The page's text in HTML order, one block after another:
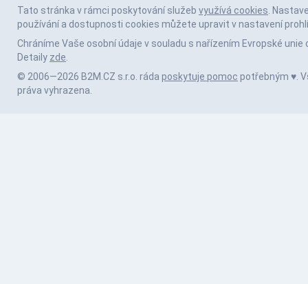
Tato stránka v rámci poskytování služeb využívá cookies .
používání a dostupnosti cookies můžete upravit v nastavení
Chráníme Vaše osobní údaje v souladu s nařízením Evropské unie
Detaily zde
© 2006—2026 B2M.CZ s.r.o. ráda poskytuje pomoc potřebným ♥️.
práva vyhrazena.